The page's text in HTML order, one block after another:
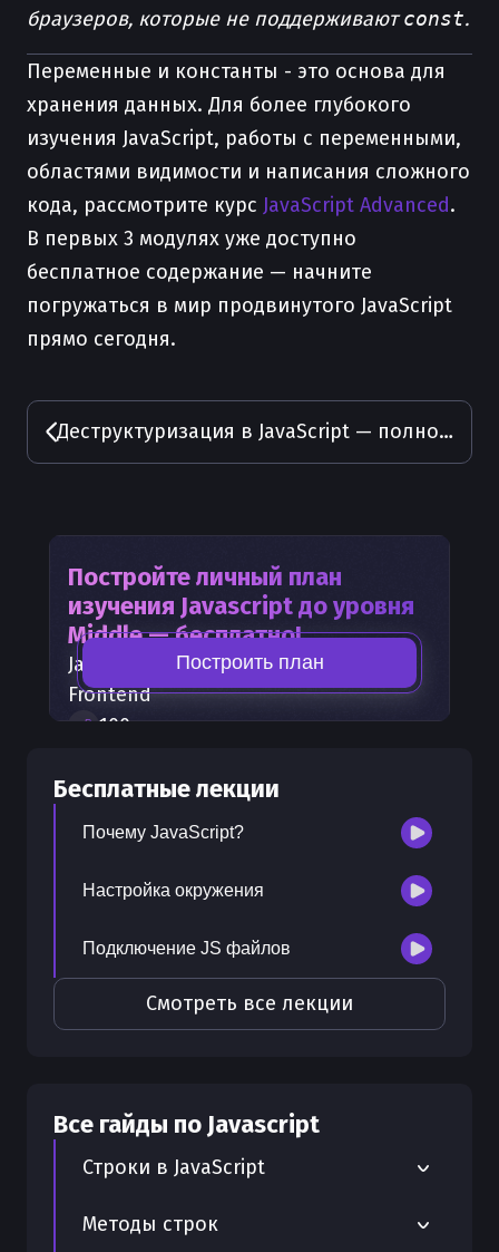
браузеров, которые не поддерживаютconst.
Переменные и константы - это основа для
хранения данных. Для более глубокого
изучения JavaScript, работы с переменными,
областями видимости и написания сложного
кода, рассмотрите курс JavaScript Advanced.
В первых 3 модулях уже доступно
бесплатное содержание — начните
погружаться в мир продвинутого JavaScript
прямо сегодня.
Деструктуризация в JavaScript — полное руководство
Постройте личный план
изучения Javascriptдо уровня
Middle — бесплатно!
Javascript
— часть карты развития
Frontend
100+шагов развития
300 бонусных рублей
Построить план
Бесплатные лекции
Почему JavaScript?
Настройка окружения
Подключение JS файлов
Смотреть все лекции
Все гайды по Javascript
Строки в JavaScript
Шаблонные строки в JavaScript
Методы строк